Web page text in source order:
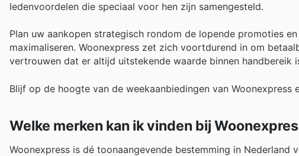
ledenvoordelen die speciaal voor hen zijn samengesteld.
Plan uw aankopen strategisch rondom de lopende promoties
maximaliseren. Woonexpress zet zich voortdurend in om
vertrouwen dat er altijd uitstekende waarde binnen handbereik
Blijf op de hoogte van de weekaanbiedingen van Woonexpress
Welke merken kan ik vinden bij
Woonexpress is dé toonaangevende bestemming in